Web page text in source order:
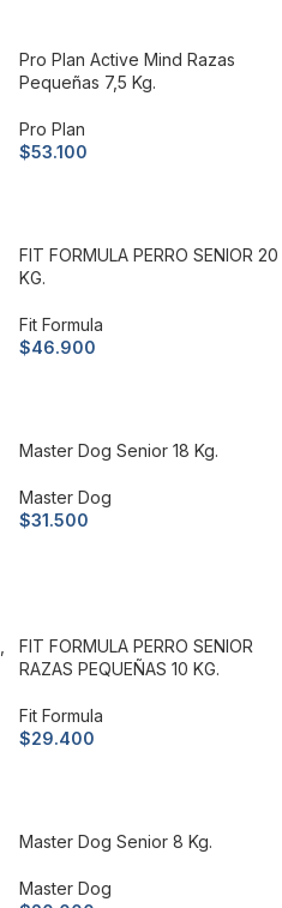
Pro Plan Active Mind Razas
Pequeñas 7,5 Kg.
Pro Plan
$53.100
FIT FORMULA PERRO SENIOR 20
KG.
Fit Formula
$46.900
Master Dog Senior 18 Kg.
Master Dog
$31.500
FIT FORMULA PERRO SENIOR
RAZAS PEQUEÑAS 10 KG.
Fit Formula
$29.400
Master Dog Senior 8 Kg.
Master Dog